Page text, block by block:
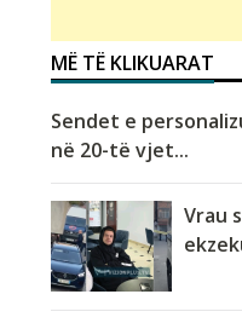
MË TË KLIKUARAT
Sendet e
në 20-të vjet...
Vrau